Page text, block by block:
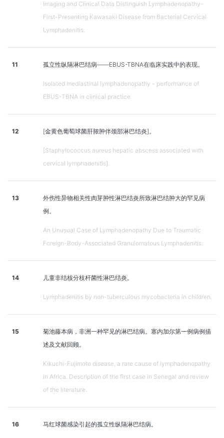
Imaging and Clinical Data Distinguish Lymphadenopathy-
First-Presenting Kawasaki Disease from Bacterial Cervical
Lymphadenitis.
11 孤立性纵隔淋巴结病——EBUS-TBNA在临床实践中的表现。
Isolated mediastinal lymphadenopathy - performance of
EBUS-TBNA in clinical practice.
12 [金黄色葡萄球菌肝脓肿伴颈部淋巴结炎]。
[Staphylococcus aureus hepatic abscess associated with
cervical lymphadenitis].
13
外伤性异物相关性肉芽肿性淋巴结炎所致淋巴结肿大的罕见病
例。
An Unusual Case of Lymphadenopathy Due to Traumatic
Foreign-Body-Associated Granulomatous Lymphadenitis.
14 儿童非结核分枝杆菌性淋巴结炎。
Lymphadenitis by non-tuberculous mycobacteria in children.
15
菊池藤本病，非洲一种罕见的淋巴结病。塞内加尔第一例病例描
述及文献回顾。
Kikuchi-Fujimoto disease, a rare cause of lymphadenopathy
in Africa. Description of the first case in Senegal and review
of the literature.
16 马红球菌感染引起的孤立性纵隔淋巴结病。